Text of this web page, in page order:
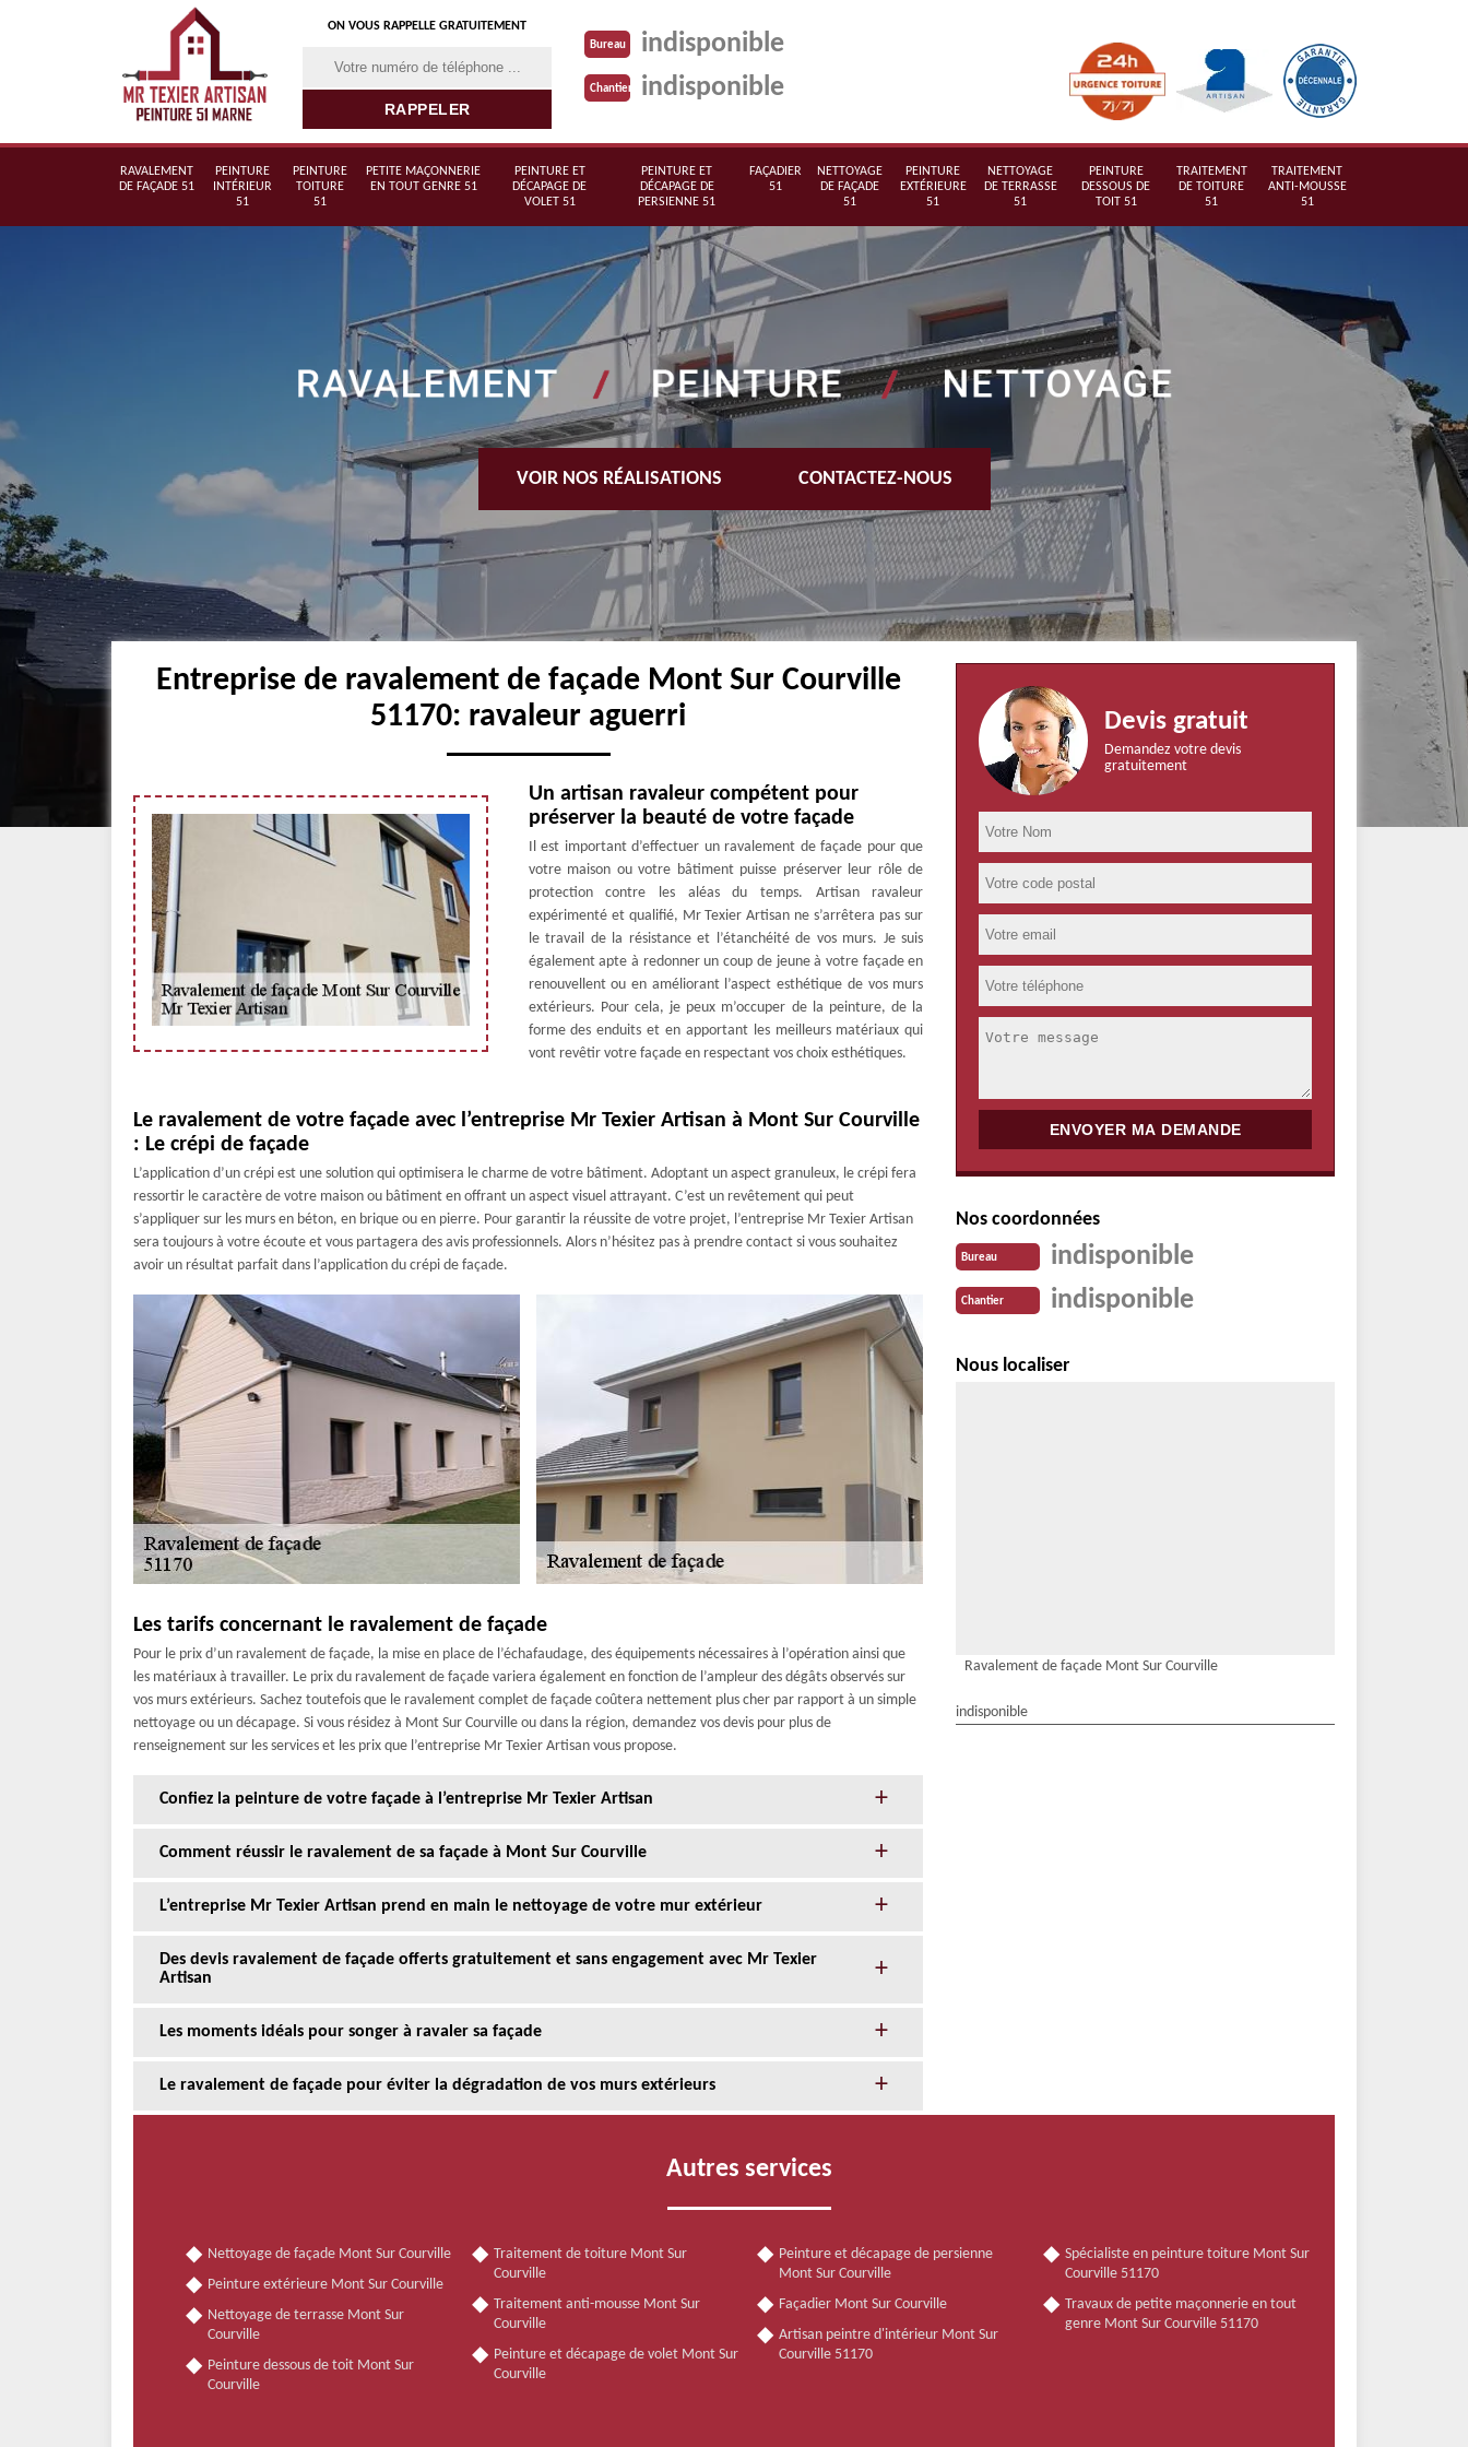
ON VOUS RAPPELLE GRATUITEMENT
Bureau indisponible
Chantier indisponible
RAVALEMENT
DE FAÇADE 51
PEINTURE
INTÉRIEUR
51
PEINTURE
TOITURE
51
PETITE MAÇONNERIE
EN TOUT GENRE 51
PEINTURE ET
DÉCAPAGE DE
VOLET 51
PEINTURE ET
DÉCAPAGE DE
PERSIENNE 51
FAÇADIER
51
NETTOYAGE
DE FAÇADE
51
PEINTURE
EXTÉRIEURE
51
NETTOYAGE
DE TERRASSE
51
PEINTURE
DESSOUS DE
TOIT 51
TRAITEMENT
DE TOITURE
51
TRAITEMENT
ANTI-MOUSSE
51
VOIR NOS RÉALISATIONS CONTACTEZ-NOUS
Entreprise de ravalement de façade Mont Sur Courville
51170: ravaleur aguerri
Un artisan ravaleur compétent pour
préserver la beauté de votre façade
Il est important d’effectuer un ravalement de façade pour que
votre maison ou votre bâtiment puisse préserver leur rôle de
protection contre les aléas du temps. Artisan ravaleur
expérimenté et qualifié, Mr Texier Artisan ne s’arrêtera pas sur
le travail de la résistance et l’étanchéité de vos murs. Je suis
également apte à redonner un coup de jeune à votre façade en
renouvellent ou en améliorant l’aspect esthétique de vos murs
extérieurs. Pour cela, je peux m’occuper de la peinture, de la
forme des enduits et en apportant les meilleurs matériaux qui
vont revêtir votre façade en respectant vos choix esthétiques.
Le ravalement de votre façade avec l’entreprise Mr Texier Artisan à Mont Sur Courville
: Le crépi de façade
L’application d’un crépi est une solution qui optimisera le charme de votre bâtiment. Adoptant un aspect granuleux, le crépi fera
ressortir le caractère de votre maison ou bâtiment en offrant un aspect visuel attrayant. C’est un revêtement qui peut
s’appliquer sur les murs en béton, en brique ou en pierre. Pour garantir la réussite de votre projet, l’entreprise Mr Texier Artisan
sera toujours à votre écoute et vous partagera des avis professionnels. Alors n’hésitez pas à prendre contact si vous souhaitez
avoir un résultat parfait dans l’application du crépi de façade.
Les tarifs concernant le ravalement de façade
Pour le prix d’un ravalement de façade, la mise en place de l’échafaudage, des équipements nécessaires à l’opération ainsi que
les matériaux à travailler. Le prix du ravalement de façade variera également en fonction de l’ampleur des dégâts observés sur
vos murs extérieurs. Sachez toutefois que le ravalement complet de façade coûtera nettement plus cher par rapport à un simple
nettoyage ou un décapage. Si vous résidez à Mont Sur Courville ou dans la région, demandez vos devis pour plus de
renseignement sur les services et les prix que l’entreprise Mr Texier Artisan vous propose.
Confiez la peinture de votre façade à l’entreprise Mr Texier Artisan
Comment réussir le ravalement de sa façade à Mont Sur Courville
L’entreprise Mr Texier Artisan prend en main le nettoyage de votre mur extérieur
Des devis ravalement de façade offerts gratuitement et sans engagement avec Mr Texier
Artisan
Les moments idéals pour songer à ravaler sa façade
Le ravalement de façade pour éviter la dégradation de vos murs extérieurs
Devis gratuit
Demandez votre devis
gratuitement
Nos coordonnées
Bureau indisponible
Chantier indisponible
Nous localiser
Ravalement de façade Mont Sur Courville
indisponible
Autres services
Nettoyage de façade Mont Sur Courville
Peinture extérieure Mont Sur Courville
Nettoyage de terrasse Mont Sur
Courville
Peinture dessous de toit Mont Sur
Courville
Traitement de toiture Mont Sur
Courville
Traitement anti-mousse Mont Sur
Courville
Peinture et décapage de volet Mont Sur
Courville
Peinture et décapage de persienne
Mont Sur Courville
Façadier Mont Sur Courville
Artisan peintre d'intérieur Mont Sur
Courville 51170
Spécialiste en peinture toiture Mont Sur
Courville 51170
Travaux de petite maçonnerie en tout
genre Mont Sur Courville 51170